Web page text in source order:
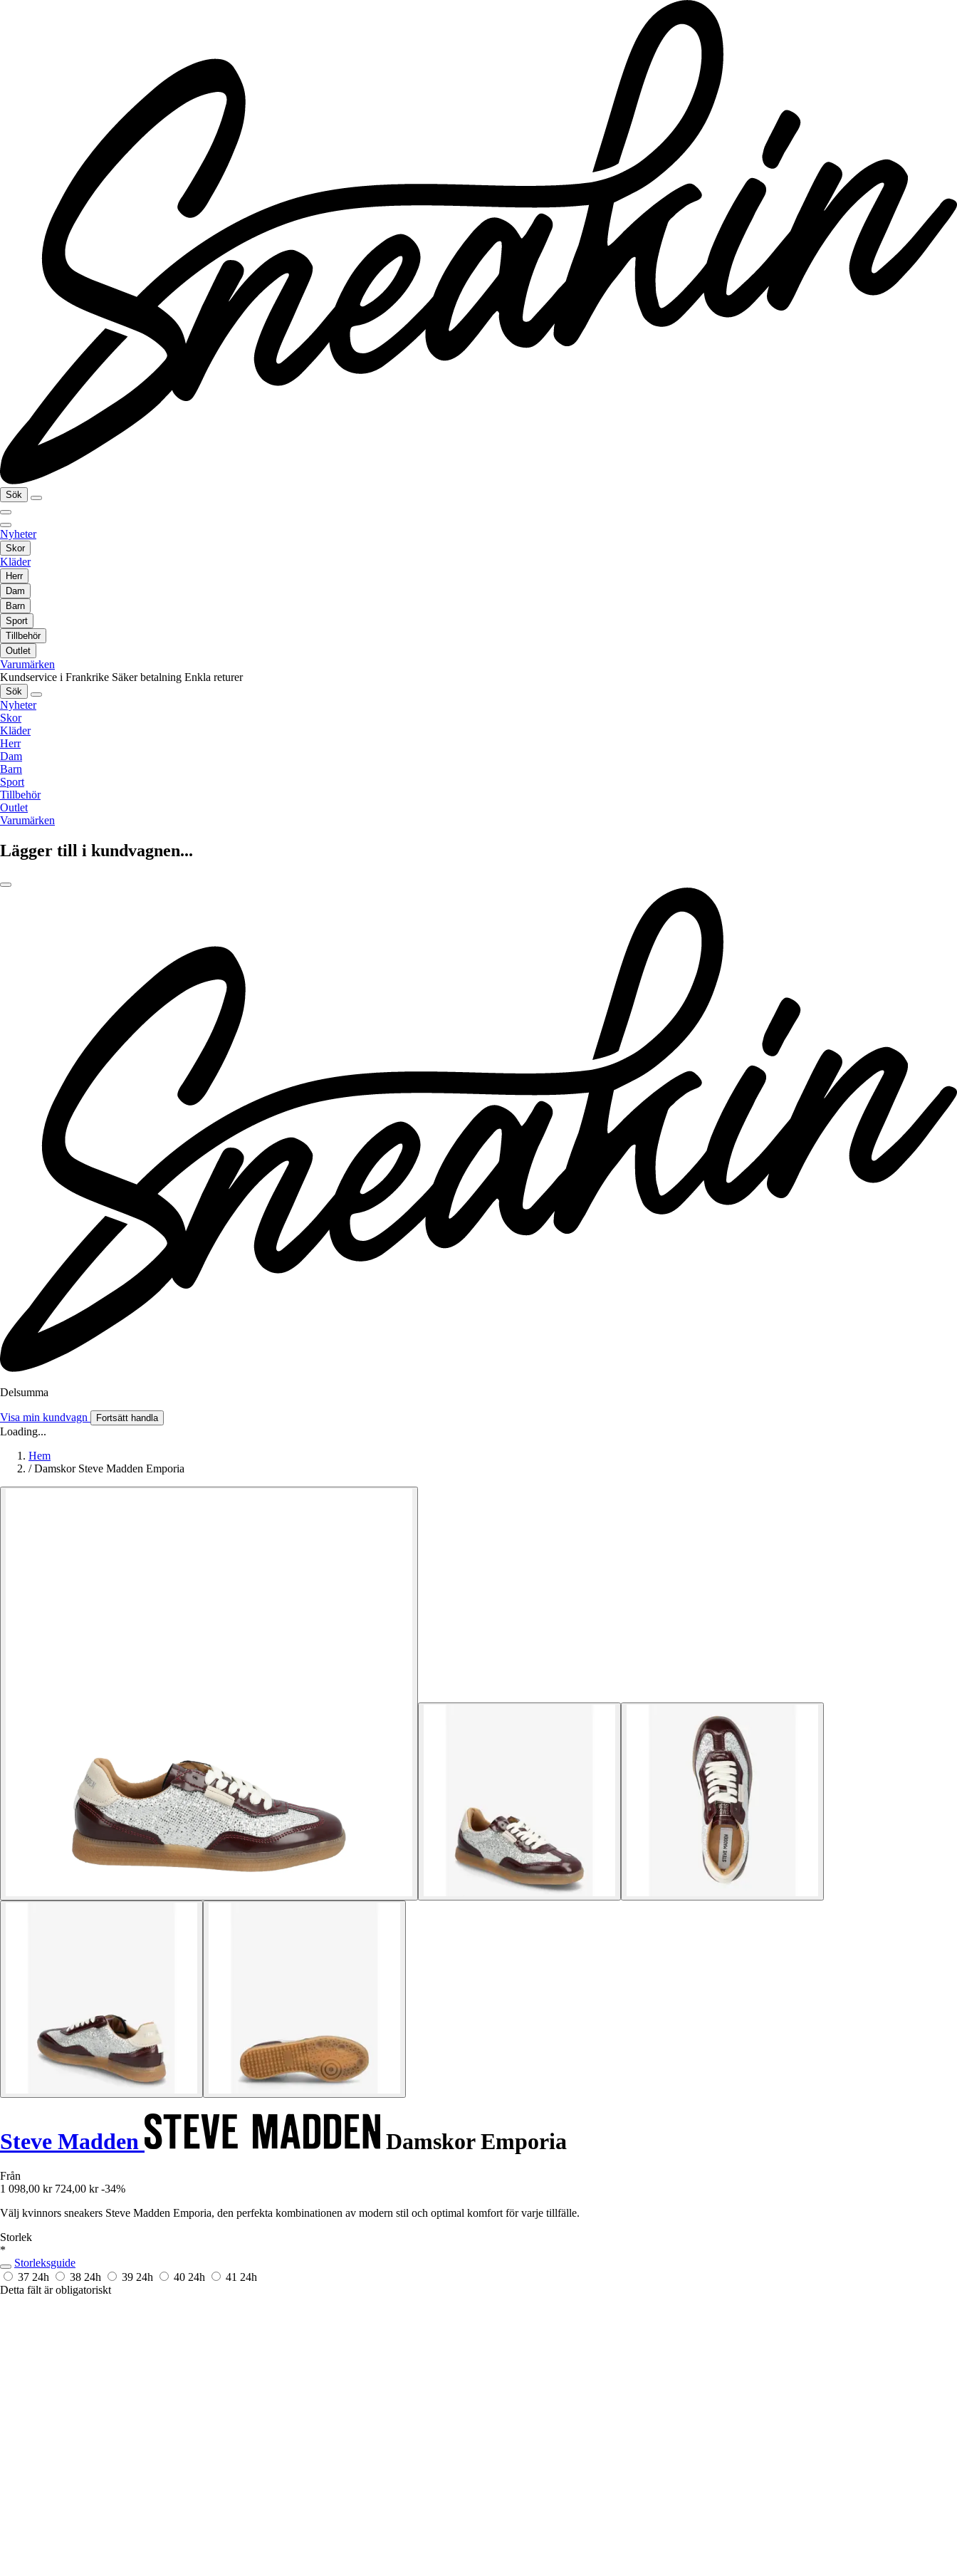
Sök
Nyheter
Skor
Kläder
Herr
Dam
Barn
Sport
Tillbehör
Outlet
Varumärken
Kundservice i Frankrike Säker betalning Enkla returer
Sök
Nyheter
Skor
Kläder
Herr
Dam
Barn
Sport
Tillbehör
Outlet
Varumärken
Lägger till i kundvagnen...
Delsumma
Visa min kundvagn Fortsätt handla
Loading...
Hem
/ Damskor Steve Madden Emporia
Steve Madden Damskor Emporia
Från
1 098,00 kr 724,00 kr -34%
Välj kvinnors sneakers Steve Madden Emporia, den perfekta kombinationen av modern stil och optimal komfort för varje tillfälle.
Storlek
*
Storleksguide
37 24h 38 24h 39 24h 40 24h 41 24h
Detta fält är obligatoriskt